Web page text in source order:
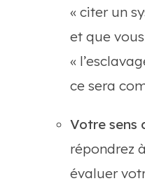
« citer un
et que
«
ce sera
Votre sens
répondrez
évaluer